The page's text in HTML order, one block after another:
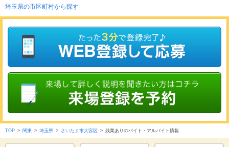
埼玉県の市区町村から探す
TOP > 関東 > 埼玉県 > さいたま市大宮区 > 残業ありのバイト・アルバイト情報